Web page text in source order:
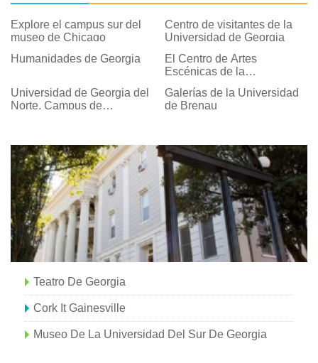
Explore el campus sur del
museo de Chicago
Centro de visitantes de la
Universidad de Georgia
Humanidades de Georgia
El Centro de Artes
Escénicas de la
Universidad de Georgia del
Norte, Campus de
Galerías de la Universidad
de Brenau
Teatro De Georgia
Cork It Gainesville
Museo De La Universidad Del Sur De Georgia